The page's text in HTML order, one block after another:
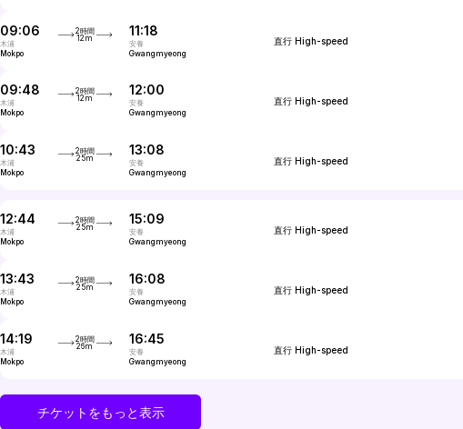
09:06
木浦
Mokpo
2時間
12m
11:18
安養
Gwangmyeong
直行 High-speed
09:48
木浦
Mokpo
2時間
12m
12:00
安養
Gwangmyeong
直行 High-speed
10:43
木浦
Mokpo
2時間
25m
13:08
安養
Gwangmyeong
直行 High-speed
12:44
木浦
Mokpo
2時間
25m
15:09
安養
Gwangmyeong
直行 High-speed
13:43
木浦
Mokpo
2時間
25m
16:08
安養
Gwangmyeong
直行 High-speed
14:19
木浦
Mokpo
2時間
26m
16:45
安養
Gwangmyeong
直行 High-speed
チケットをもっと表示